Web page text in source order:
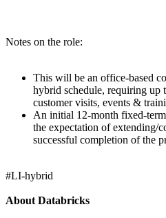
Notes on the role:
This will be an office-based
hybrid schedule, requiring up
customer visits, events &
An initial 12-month fixed-
the expectation of extending/
successful completion of the
#LI-hybrid
About Databricks